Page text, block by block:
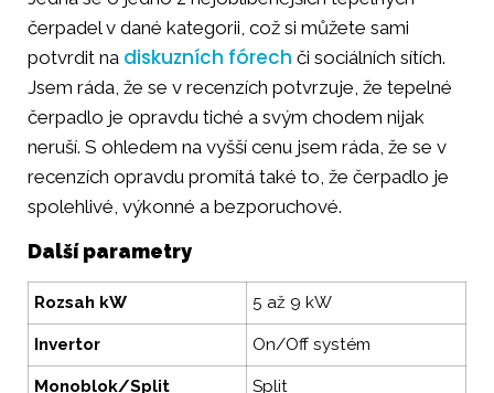
čerpadel v dané kategorii, což si můžete sami
potvrdit na diskuzních fórech či sociálních sítích.
Jsem ráda, že se v recenzích potvrzuje, že tepelné
čerpadlo je opravdu tiché a svým chodem nijak
neruší. S ohledem na vyšší cenu jsem ráda, že se v
recenzích opravdu promítá také to, že čerpadlo je
spolehlivé, výkonné a bezporuchové.
Další parametry
Rozsah kW 5 až 9 kW
Invertor On/Off systém
Monoblok/Split Split